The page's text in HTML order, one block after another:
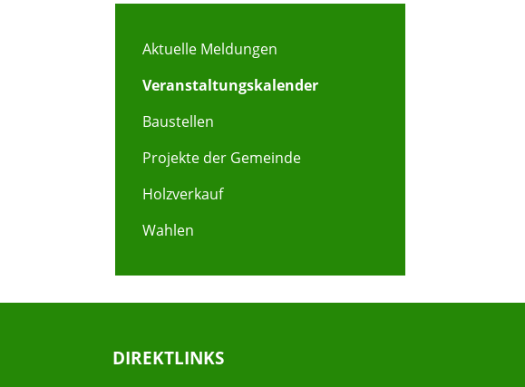
Aktuelle Meldungen
Veranstaltungskalender
Baustellen
Projekte der Gemeinde
Holzverkauf
Wahlen
DIREKTLINKS